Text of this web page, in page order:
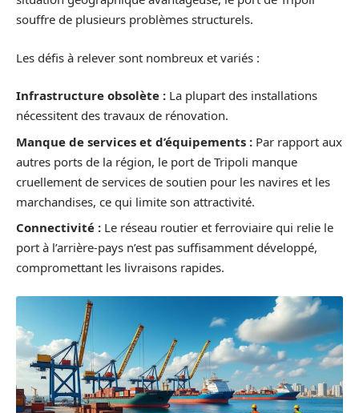
souffre de plusieurs problèmes structurels.
Les défis à relever sont nombreux et variés :
Infrastructure obsolète : La plupart des installations
nécessitent des travaux de rénovation.
Manque de services et d’équipements : Par rapport aux
autres ports de la région, le port de Tripoli manque
cruellement de services de soutien pour les navires et les
marchandises, ce qui limite son attractivité.
Connectivité : Le réseau routier et ferroviaire qui relie le
port à l’arrière-pays n’est pas suffisamment développé,
compromettant les livraisons rapides.